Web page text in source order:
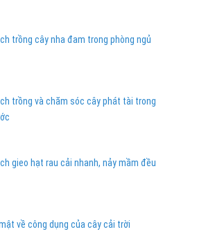
trồng cây nha đam trong phòng ngủ
trồng và chăm sóc cây phát tài trong
gieo hạt rau cải nhanh, nảy mầm đều
về công dụng của cây cải trời